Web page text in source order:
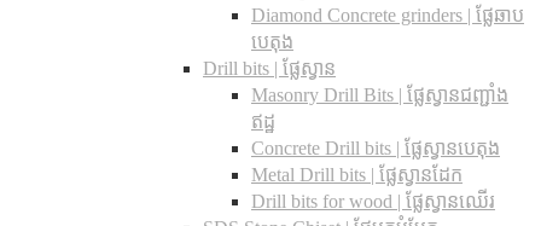
Diamond Concrete grinders | ផ្លែឆាប
បេតុង
Drill bits |​ ផ្លែស្វាន
Masonry Drill Bits |​ ផ្លែស្វានជញ្ជាំង
ឥដ្ឋ
Concrete Drill bits |​ ផ្លែស្វានបេតុង
Metal Drill bits |​ ផ្លែស្វានដែក
Drill bits for wood |​ ផ្លែស្វានឈើរ